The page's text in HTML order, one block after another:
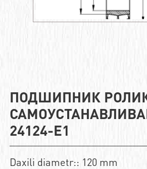
ПОДШИПНИК
24124-E1
Daxili diametr:: 120 mm